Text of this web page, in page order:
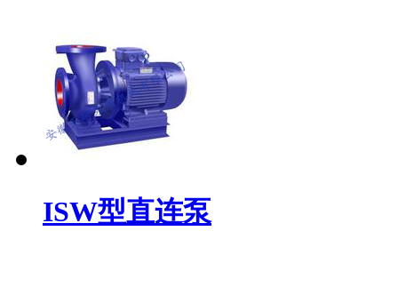
ISW型直连泵